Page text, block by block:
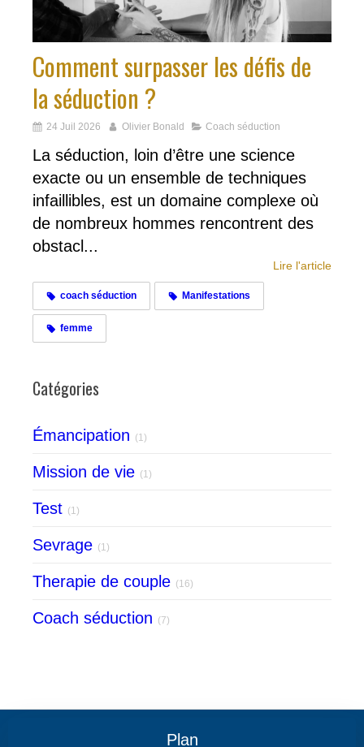
Comment surpasser les défis de
la séduction ?
24 Juil 2026 Olivier Bonald Coach séduction
La séduction, loin d’être une science
exacte ou un ensemble de techniques
infaillibles, est un domaine complexe où
de nombreux hommes rencontrent des
obstacl...
Lire l'article
coach séduction Manifestations
femme
Catégories
Émancipation (1)
Mission de vie (1)
Test (1)
Sevrage (1)
Therapie de couple (16)
Coach séduction (7)
Plan